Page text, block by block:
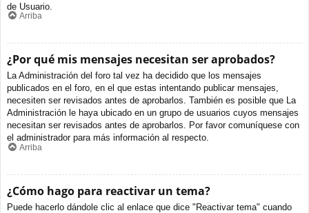
de Usuario.
Arriba
¿Por qué mis mensajes necesitan ser aprobados?
La Administración del foro tal vez ha decidido que los mensajes
publicados en el foro, en el que estas intentando publicar mensajes,
necesiten ser revisados antes de aprobarlos. También es posible que La
Administración le haya ubicado en un grupo de usuarios cuyos mensajes
necesitan ser revisados antes de aprobarlos. Por favor comuníquese con
el administrador para más información al respecto.
Arriba
¿Cómo hago para reactivar un tema?
Puede hacerlo dándole clic al enlace que dice "Reactivar tema" cuando